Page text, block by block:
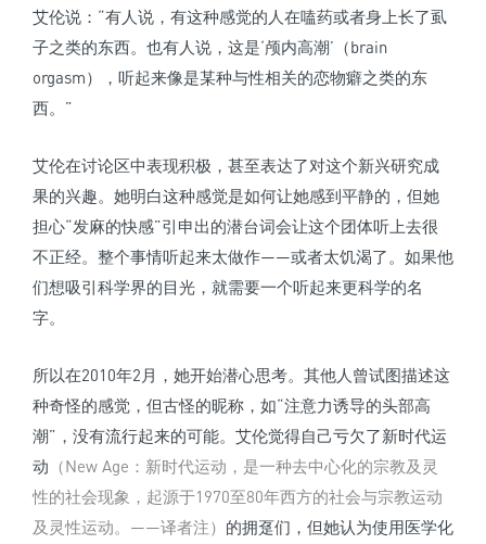
艾伦说：“有人说，有这种感觉的人在嗑药或者身上长了虱
子之类的东西。也有人说，这是‘颅内高潮’（brain
orgasm），听起来像是某种与性相关的恋物癖之类的东
西。”
艾伦在讨论区中表现积极，甚至表达了对这个新兴研究成
果的兴趣。她明白这种感觉是如何让她感到平静的，但她
担心“发麻的快感”引申出的潜台词会让这个团体听上去很
不正经。整个事情听起来太做作——或者太饥渴了。如果他
们想吸引科学界的目光，就需要一个听起来更科学的名
字。
所以在2010年2月，她开始潜心思考。其他人曾试图描述这
种奇怪的感觉，但古怪的昵称，如“注意力诱导的头部高
潮”，没有流行起来的可能。艾伦觉得自己亏欠了新时代运
动 （New Age：新时代运动，是一种去中心化的宗教及灵
性的社会现象，起源于1970至80年西方的社会与宗教运动
及灵性运动。——译者注） 的拥趸们，但她认为使用医学化